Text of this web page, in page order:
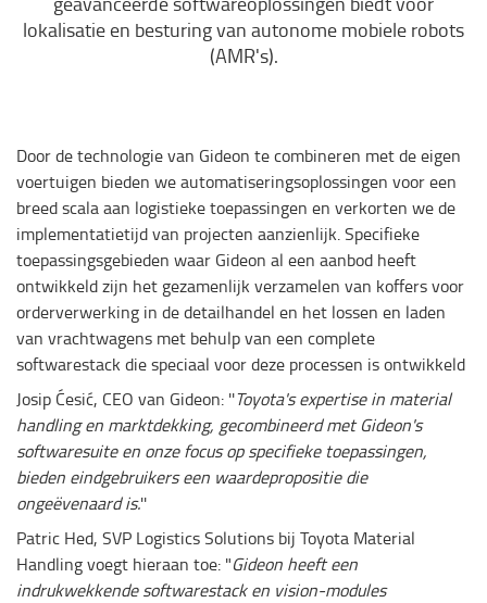
lokalisatie en besturing van autonome mobiele robots
(AMR's).
Door de technologie van Gideon te combineren met de eigen
voertuigen bieden we automatiseringsoplossingen voor een
breed scala aan logistieke toepassingen en verkorten we de
implementatietijd van projecten aanzienlijk. Specifieke
toepassingsgebieden waar Gideon al een aanbod heeft
ontwikkeld zijn het gezamenlijk verzamelen van koffers voor
orderverwerking in de detailhandel en het lossen en laden
van vrachtwagens met behulp van een complete
softwarestack die speciaal voor deze processen is ontwikkeld
Josip Ćesić, CEO van Gideon: ''Toyota's expertise in material
handling en marktdekking, gecombineerd met Gideon's
softwaresuite en onze focus op specifieke toepassingen,
bieden eindgebruikers een waardepropositie die
ongeëvenaard is.''
Patric Hed, SVP Logistics Solutions bij Toyota Material
Handling voegt hieraan toe: "Gideon heeft een
indrukwekkende softwarestack en vision-modules